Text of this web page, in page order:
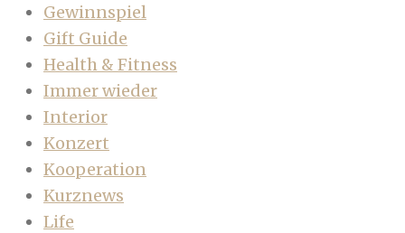
Gewinnspiel
Gift Guide
Health & Fitness
Immer wieder
Interior
Konzert
Kooperation
Kurznews
Life